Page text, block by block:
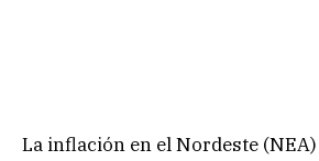
La inflación en el Nordeste